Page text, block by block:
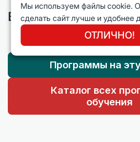
Вам также будет
Программы на
Каталог всех
обучения
Мы используем файлы cookie.
сделать сайт лучше и удобнее
ОТЛИЧНО!